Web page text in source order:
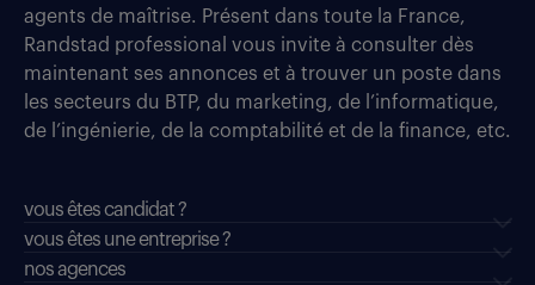
agents de maîtrise. Présent dans toute la France,
Randstad professional vous invite à consulter dès
maintenant ses annonces et à trouver un poste dans
les secteurs du BTP, du marketing, de l’informatique,
de l’ingénierie, de la comptabilité et de la finance, etc.
vous êtes candidat ?
vous êtes une entreprise ?
nos agences